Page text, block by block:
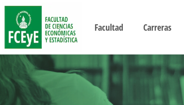
Facultad Carreras